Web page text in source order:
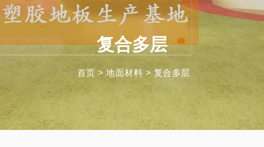
复合多层
首页 > 地面材料 > 复合多层